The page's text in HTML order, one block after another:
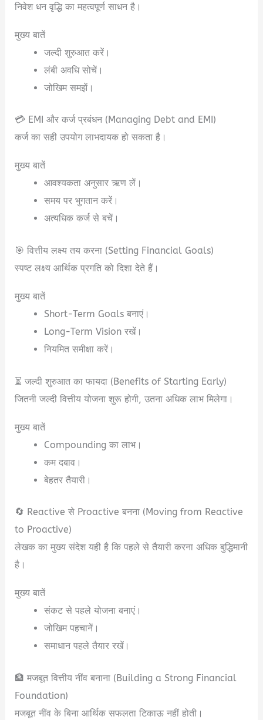
निवेश धन वृद्धि का महत्वपूर्ण साधन है।
मुख्य बातें
जल्दी शुरुआत करें।
लंबी अवधि सोचें।
जोखिम समझें।
💳 EMI और कर्ज प्रबंधन (Managing Debt and EMI)
कर्ज का सही उपयोग लाभदायक हो सकता है।
मुख्य बातें
आवश्यकता अनुसार ऋण लें।
समय पर भुगतान करें।
अत्यधिक कर्ज से बचें।
🎯 वित्तीय लक्ष्य तय करना (Setting Financial Goals)
स्पष्ट लक्ष्य आर्थिक प्रगति को दिशा देते हैं।
मुख्य बातें
Short-Term Goals बनाएं।
Long-Term Vision रखें।
नियमित समीक्षा करें।
⏳ जल्दी शुरुआत का फायदा (Benefits of Starting Early)
जितनी जल्दी वित्तीय योजना शुरू होगी, उतना अधिक लाभ मिलेगा।
मुख्य बातें
Compounding का लाभ।
कम दबाव।
बेहतर तैयारी।
🔄 Reactive से Proactive बनना (Moving from Reactive
to Proactive)
लेखक का मुख्य संदेश यही है कि पहले से तैयारी करना अधिक बुद्धिमानी
है।
मुख्य बातें
संकट से पहले योजना बनाएं।
जोखिम पहचानें।
समाधान पहले तैयार रखें।
🏦 मजबूत वित्तीय नींव बनाना (Building a Strong Financial
Foundation)
मजबूत नींव के बिना आर्थिक सफलता टिकाऊ नहीं होती।